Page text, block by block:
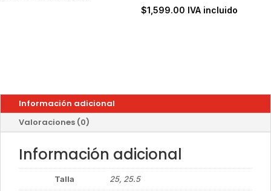
$1,599.00 IVA incluido
Información adicional
Valoraciones (0)
Información adicional
Talla 25, 25.5